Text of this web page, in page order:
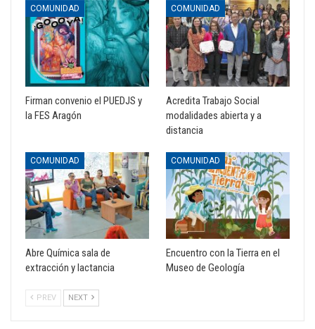
COMUNIDAD
Firman convenio el PUEDJS y
la FES Aragón
COMUNIDAD
Acredita Trabajo Social
modalidades abierta y a
distancia
COMUNIDAD
Abre Química sala de
extracción y lactancia
COMUNIDAD
Encuentro con la Tierra en el
Museo de Geología
PREV NEXT